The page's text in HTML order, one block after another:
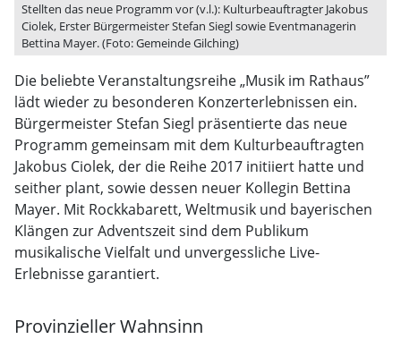
Stellten das neue Programm vor (v.l.): Kulturbeauftragter Jakobus
Ciolek, Erster Bürgermeister Stefan Siegl sowie Eventmanagerin
Bettina Mayer. (Foto: Gemeinde Gilching)
Die beliebte Veranstaltungsreihe „Musik im Rathaus”
lädt wieder zu besonderen Konzerterlebnissen ein.
Bürgermeister Stefan Siegl präsentierte das neue
Programm gemeinsam mit dem Kulturbeauftragten
Jakobus Ciolek, der die Reihe 2017 initiiert hatte und
seither plant, sowie dessen neuer Kollegin Bettina
Mayer. Mit Rockkabarett, Weltmusik und bayerischen
Klängen zur Adventszeit sind dem Publikum
musikalische Vielfalt und unvergessliche Live-
Erlebnisse garantiert.
Provinzieller Wahnsinn